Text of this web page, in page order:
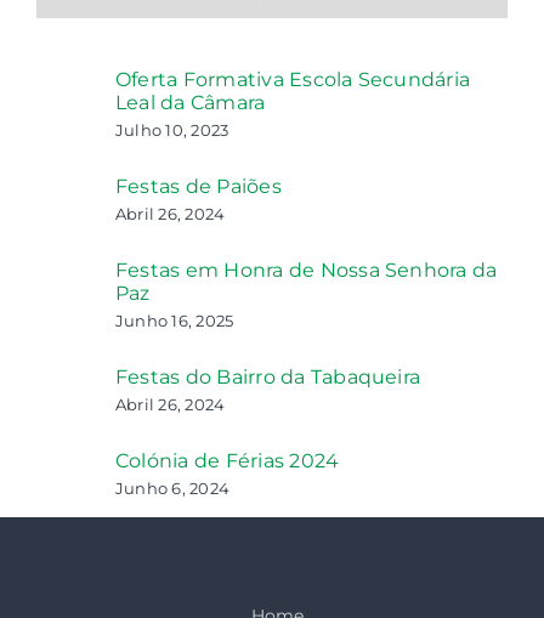
Oferta Formativa Escola Secundária
Leal da Câmara
Julho 10, 2023
Festas de Paiões
Abril 26, 2024
Festas em Honra de Nossa Senhora da
Paz
Junho 16, 2025
Festas do Bairro da Tabaqueira
Abril 26, 2024
Colónia de Férias 2024
Junho 6, 2024